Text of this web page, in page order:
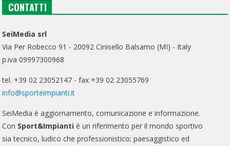
CONTATTI
SeiMedia srl
Via Per Robecco 91 - 20092 Cinisello Balsamo (MI) - Italy
p.iva 09997300968
tel. +39 02 23052147 - fax +39 02 23055769
info@sporteimpianti.it
SeiMedia è aggiornamento, comunicazione e informazione.
Con Sport&Impianti è un riferimento per il mondo sportivo
sia tecnico, ludico che professionistico; paesaggistico ed